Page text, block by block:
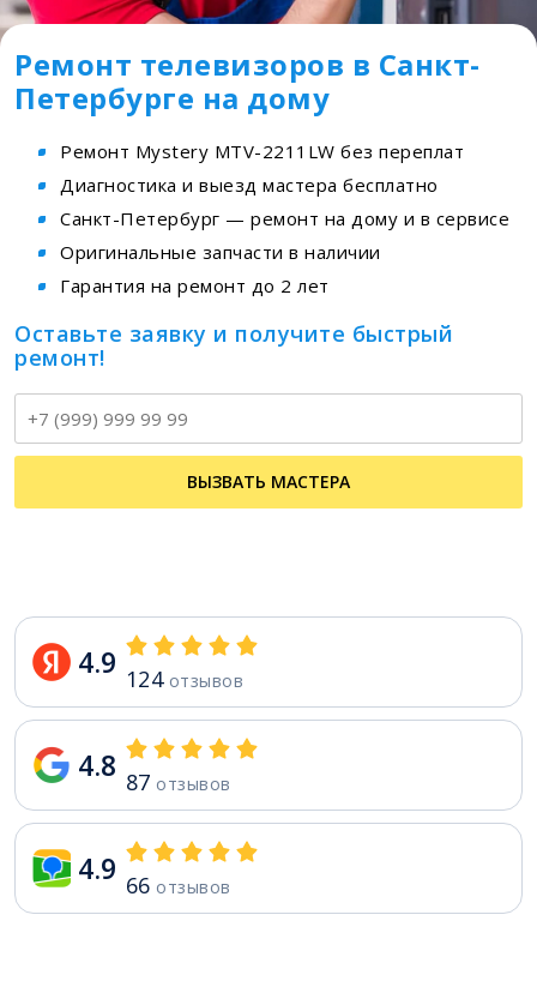
Ремонт телевизоров в Санкт-
Петербурге на дому
Ремонт Mystery MTV-2211LW без переплат
Диагностика и выезд мастера бесплатно
Санкт-Петербург — ремонт на дому и в сервисе
Оригинальные запчасти в наличии
Гарантия на ремонт до 2 лет
Оставьте заявку и получите быстрый
ремонт!
ВЫЗВАТЬ МАСТЕРА
4.9 124отзывов
4.8 87 отзывов
4.9 66 отзывов